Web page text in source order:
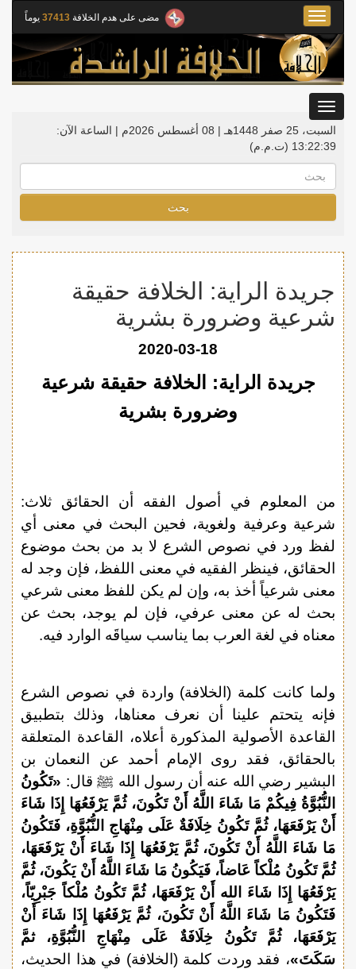
مضى على هدم الخلافة 37413 يوماً
Toggle
navigation
السبت، 25 صفر 1448هـ | 08 أغسطس 2026م |
الساعة الآن:
13:22:40 (ت.م.م)
بحث
جريدة الراية: الخلافة حقيقة
شرعية وضرورة بشرية
2020-03-18
جريدة الراية: الخلافة حقيقة شرعية
وضرورة بشرية
من المعلوم في أصول الفقه أن الحقائق ثلاث:
شرعية وعرفية ولغوية، فحين البحث في معنى أي
لفظ ورد في نصوص الشرع لا بد من بحث موضوع
الحقائق، فينظر الفقيه في معنى اللفظ، فإن وجد له
معنى شرعياً أخذ به، وإن لم يكن للفظ معنى شرعي
بحث له عن معنى عرفي، فإن لم يوجد، بحث عن
معناه في لغة العرب بما يناسب سياقَه الوارد فيه.
ولما كانت كلمة (الخلافة) واردة في نصوص الشرع
فإنه يتحتم علينا أن نعرف معناها، وذلك بتطبيق
القاعدة الأصولية المذكورة أعلاه، القاعدة المتعلقة
بالحقائق، فقد روى الإمام أحمد عن النعمان بن
البشير رضي الله عنه أن رسول الله ﷺ قال: «تَكُونُ
النُّبُوَّةُ فِيكُمْ مَا شَاءَ اللَّهُ أَنْ تَكُونَ، ثُمَّ يَرْفَعُهَا إِذَا شَاءَ
أَنْ يَرْفَعَهَا، ثُمَّ تَكُونُ خِلَافَةٌ عَلَى مِنْهَاجِ النُّبُوَّةِ، فَتَكُونُ
مَا شَاءَ اللَّهُ أَنْ تَكُونَ، ثُمَّ يَرْفَعُهَا إِذَا شَاءَ أَنْ يَرْفَعَهَا،
ثُمَّ تَكُونُ مُلْكاً عَاضاً، فَيَكُونُ مَا شَاءَ اللَّهُ أَنْ يَكُونَ، ثُمَّ
يَرْفَعُهَا إِذَا شَاءَ الله أَنْ يَرْفَعَهَا، ثُمَّ تَكُونُ مُلْكاً جَبْرِيّاً،
فَتَكُونُ مَا شَاءَ اللَّهُ أَنْ تَكُونَ، ثُمَّ يَرْفَعُهَا إِذَا شَاءَ أَنْ
يَرْفَعَهَا، ثُمَّ تَكُونُ خِلَافَةٌ عَلَى مِنْهَاجِ النُّبُوَّةِ، ثمَّ
سَكَتَ»، فقد وردت كلمة (الخلافة) في هذا الحديث،